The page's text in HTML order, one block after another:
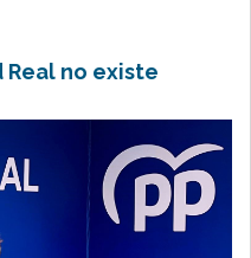
Real no existe